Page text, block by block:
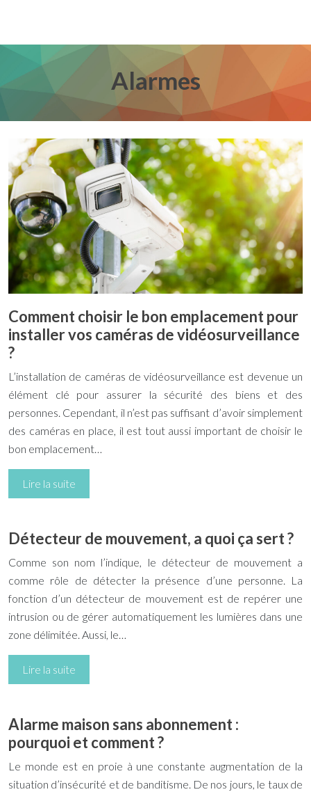
Alarmes
Comment choisir le bon emplacement pour
installer vos caméras de vidéosurveillance
?
L’installation de caméras de vidéosurveillance est devenue un
élément clé pour assurer la sécurité des biens et des
personnes. Cependant, il n’est pas suffisant d’avoir simplement
des caméras en place, il est tout aussi important de choisir le
bon emplacement…
Lire la suite
Détecteur de mouvement, a quoi ça sert ?
Comme son nom l’indique, le détecteur de mouvement a
comme rôle de détecter la présence d’une personne. La
fonction d’un détecteur de mouvement est de repérer une
intrusion ou de gérer automatiquement les lumières dans une
zone délimitée. Aussi, le…
Lire la suite
Alarme maison sans abonnement :
pourquoi et comment ?
Le monde est en proie à une constante augmentation de la
situation d’insécurité et de banditisme. De nos jours, le taux de